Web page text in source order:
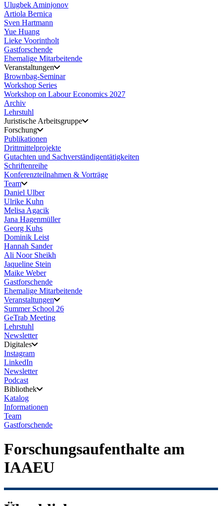
Ulugbek Aminjonov
Artiola Bernica
Sven Hartmann
Yue Huang
Lieke Voorintholt
Gastforschende
Ehemalige Mitarbeitende
Veranstaltungen
Brownbag-Seminar
Workshop Series
Workshop on Labour Economics 2027
Archiv
Lehrstuhl
Juristische Arbeitsgruppe
Forschung
Publikationen
Drittmittelprojekte
Gutachten und Sachverständigentätigkeiten
Schriftenreihe
Konferenzteilnahmen & Vorträge
Team
Daniel Ulber
Ulrike Kuhn
Melisa Agacik
Jana Hagenmüller
Georg Kuhs
Dominik Leist
Hannah Sander
Ali Noor Sheikh
Jaqueline Stein
Maike Weber
Gastforschende
Ehemalige Mitarbeitende
Veranstaltungen
Summer School 26
GeTrab Meeting
Lehrstuhl
Newsletter
Digitales
Instagram
LinkedIn
Newsletter
Podcast
Bibliothek
Katalog
Informationen
Team
Gastforschende
Forschungsaufenthalte am
IAAEU